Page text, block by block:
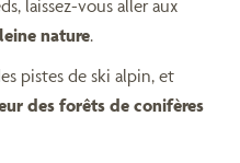
laissez-vous aller aux
nature.
pistes de ski alpin, et
des forêts de conifères